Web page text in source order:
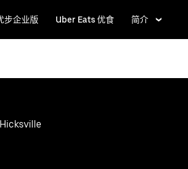
步企业版 Uber Eats 优食 简介